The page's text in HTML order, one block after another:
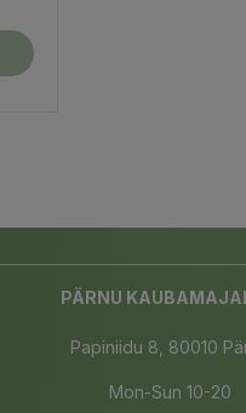
PÄRNU
Papiniidu 8, 80010
Mon-Sun 10-20